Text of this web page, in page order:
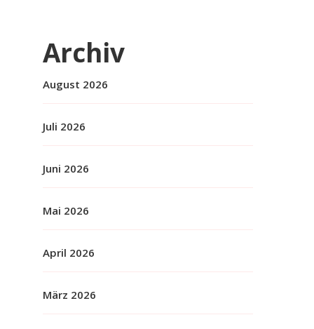
Archiv
August 2026
Juli 2026
Juni 2026
Mai 2026
April 2026
März 2026